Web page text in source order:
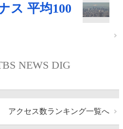
ス 平均100
NEWS DIG
アクセス数ランキング一覧へ